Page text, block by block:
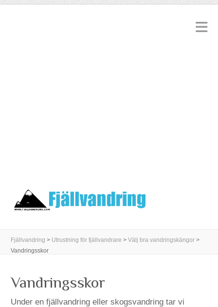
Fjällvandring > Utrustning för fjällvandrare >Välj bra vandringskängor >
Vandringsskor
Vandringsskor
Under en fjällvandring eller skogsvandring tar vi